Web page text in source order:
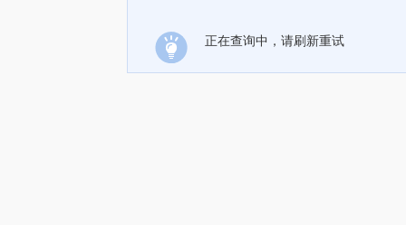
正在查询中，请刷新重试